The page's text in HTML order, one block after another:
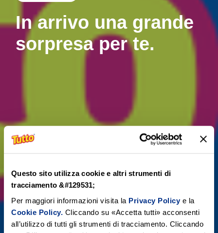
Questo sito utilizza cookie e altri strumenti di
tracciamento &#129531;
Per maggiori informazioni visita la Privacy Policye la
Cookie Policy. Cliccando su «Accetta tutti» acconsenti
all’utilizzo di tutti gli strumenti di tracciamento. Cliccando
In arrivo una grande
sorpresa per te.